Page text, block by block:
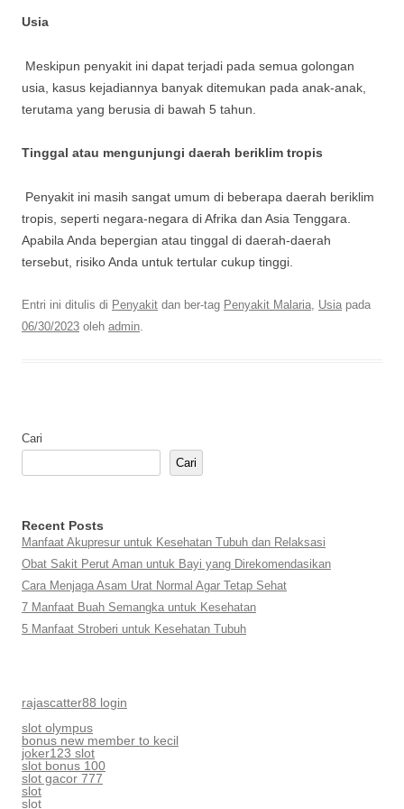
Usia
Meskipun penyakit ini dapat terjadi pada semua golongan
usia, kasus kejadiannya banyak ditemukan pada anak-anak,
terutama yang berusia di bawah 5 tahun.
Tinggal atau mengunjungi daerah beriklim tropis
Penyakit ini masih sangat umum di beberapa daerah beriklim
tropis, seperti negara-negara di Afrika dan Asia Tenggara.
Apabila Anda bepergian atau tinggal di daerah-daerah
tersebut, risiko Anda untuk tertular cukup tinggi.
Entri ini ditulis di Penyakit dan ber-tag Penyakit Malaria Usia pada
06/30/2023 oleh admin
Cari
Cari
Recent Posts
Manfaat Akupresur untuk Kesehatan Tubuh dan Relaksasi
Obat Sakit Perut Aman untuk Bayi yang Direkomendasikan
Cara Menjaga Asam Urat Normal Agar Tetap Sehat
7 Manfaat Buah Semangka untuk Kesehatan
5 Manfaat Stroberi untuk Kesehatan Tubuh
rajascatter88 login
slot olympus
bonus new member to kecil
joker123 slot
slot bonus 100
slot gacor 777
slot
slot